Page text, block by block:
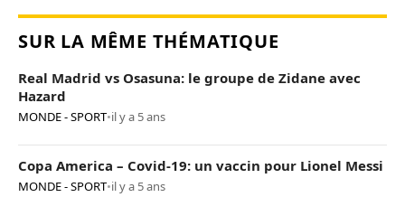
SUR LA MÊME THÉMATIQUE
Real Madrid vs Osasuna: le groupe de Zidane avec
Hazard
MONDE - SPORT•il y a 5 ans
Copa America – Covid-19: un vaccin pour Lionel Messi
MONDE - SPORT•il y a 5 ans